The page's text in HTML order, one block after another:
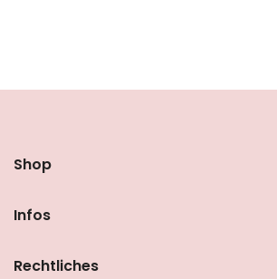
Shop
Infos
Rechtliches